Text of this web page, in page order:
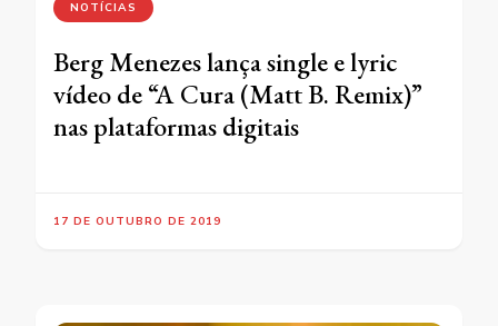
NOTÍCIAS
Berg Menezes lança single e lyric
vídeo de “A Cura (Matt B. Remix)”
nas plataformas digitais
17 DE OUTUBRO DE 2019